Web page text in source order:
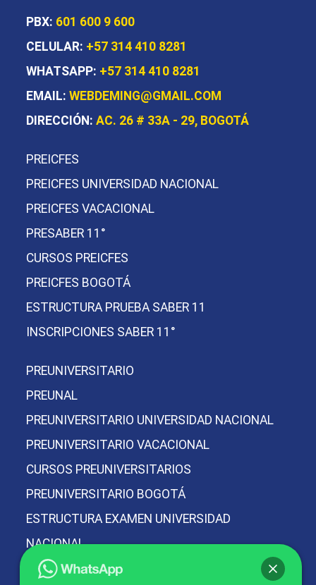
PBX: 601 600 9 600
CELULAR: +57 314 410 8281
WHATSAPP: +57 314 410 8281
EMAIL: WEBDEMING@GMAIL.COM
DIRECCIÓN: AC. 26 # 33A - 29, BOGOTÁ
PREICFES
PREICFES UNIVERSIDAD NACIONAL
PREICFES VACACIONAL
PRESABER 11°
CURSOS PREICFES
PREICFES BOGOTÁ
ESTRUCTURA PRUEBA SABER 11
INSCRIPCIONES SABER 11°
PREUNIVERSITARIO
PREUNAL
PREUNIVERSITARIO UNIVERSIDAD NACIONAL
PREUNIVERSITARIO VACACIONAL
CURSOS PREUNIVERSITARIOS
PREUNIVERSITARIO BOGOTÁ
ESTRUCTURA EXAMEN UNIVERSIDAD
NACIONAL